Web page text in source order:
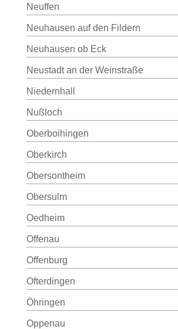
Neuffen
Neuhausen auf den Fildern
Neuhausen ob Eck
Neustadt an der Weinstraße
Niedernhall
Nußloch
Oberboihingen
Oberkirch
Obersontheim
Obersulm
Oedheim
Offenau
Offenburg
Ofterdingen
Öhringen
Oppenau